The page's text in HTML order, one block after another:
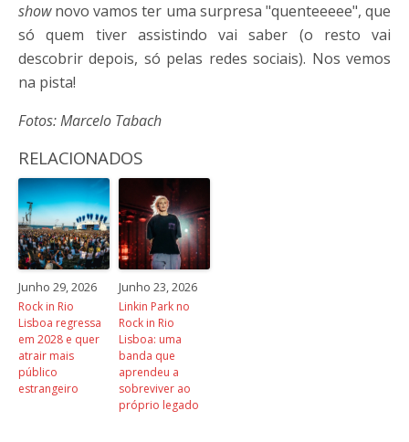
shownovo vamos ter uma surpresa "quenteeeee", que
só quem tiver assistindo vai saber (o resto vai
descobrir depois, só pelas redes sociais). Nos vemos
na pista!
Fotos: Marcelo Tabach
RELACIONADOS
Junho 29, 2026
Rock in Rio
Lisboa regressa
em 2028 e quer
atrair mais
público
estrangeiro
Junho 23, 2026
Linkin Park no
Rock in Rio
Lisboa: uma
banda que
aprendeu a
sobreviver ao
próprio legado